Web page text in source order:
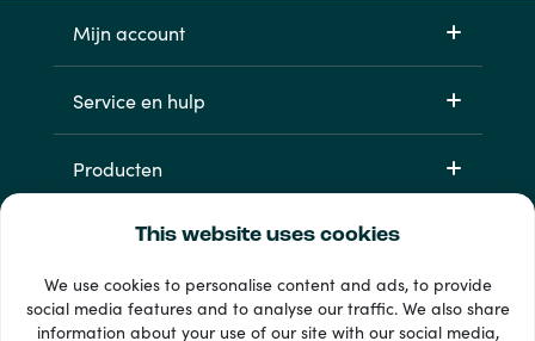
This website uses cookies
We use cookies to personalise content and ads, to provide
social media features and to analyse our traffic. We also share
information about your use of our site with our social media,
Mijn account
Service en hulp
Producten